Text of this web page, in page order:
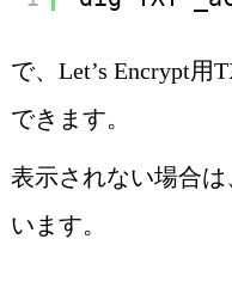
で、Let’s Encrypt
できます。
表示されない場合
います。